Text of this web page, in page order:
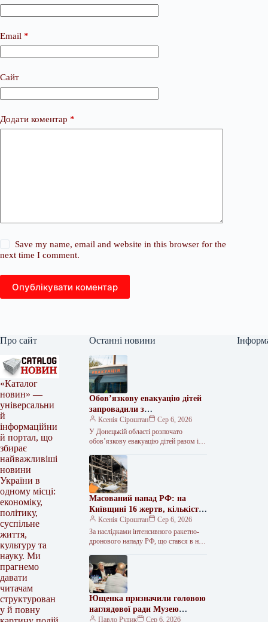
Email *
Сайт
Додати коментар *
Save my name, email and website in this browser for the
next time I comment.
Опублікувати коментар
Про сайт
«Каталог
новин» —
універсальни
й
інформаційни
й портал, що
збирає
найважливіші
новини
України в
одному місці:
економіку,
політику,
суспільне
життя,
культуру та
науку. Ми
прагнемо
давати
читачам
структурован
у й повну
Останні новини
Обов’язкову евакуацію дітей
запровадили з
найнебезпечніших зон
Краматорська та двох сусідніх
селищ.
Ксенія Сіроштан
Сер 6, 2026
У Донецькій області розпочато
обов’язкову евакуацію дітей разом із
Красноторка та Біленьке, а також
найбільш вразливих…
Масований напад РФ: на
Київщині 16 жертв, кількість
поранених сягнула 36
Ксенія Сіроштан
Сер 6, 2026
За наслідками інтенсивного ракетно-
дронового нападу РФ, що стався в ніч
зафіксовано 36 поранених, 16 людей…
Ющенка призначили головою
наглядової ради Музею
Голодомору
Павло Рудик Сер 6, 2026